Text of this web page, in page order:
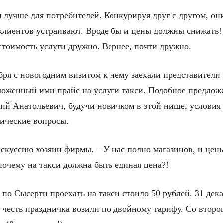
для потребителей. Конкурируя друг с другом,
устраивают. Вроде бы и цены должны
услуги дружно. Вернее, почти дружно.
с новогодним визитом к нему заехали
ими прайс на услуги такси. Подобное
Анатольевич, будучи новичком в этой нише,
вопросы.
хозяин фирмы. – У нас полно магазинов, и
на такси должна быть единая цена?!
Сысерти проехать на такси стоило 50 рублей. 31
праздничка возили по двойному тарифу. Со